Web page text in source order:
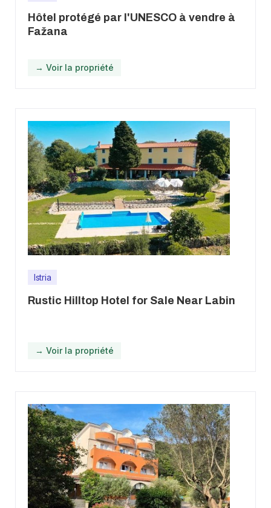
Hôtel protégé par l'UNESCO à vendre à
Fažana
→ Voir la propriété
Istria
Rustic Hilltop Hotel for Sale Near Labin
→ Voir la propriété